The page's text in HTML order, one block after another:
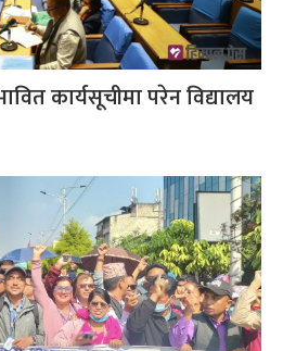
कार्यसूचीमा परेन विद्यालय